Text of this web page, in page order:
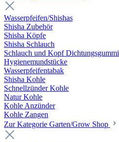
Wasserpfeifen/Shishas
Shisha Zubehör
Shisha Köpfe
Shisha Schlauch
Schlauch und Kopf Dichtungsgummi
Hygienemundstücke
Wasserpfeifentabak
Shisha Kohle
Schnellzünder Kohle
Natur Kohle
Kohle Anzünder
Kohle Zangen
Zur Kategorie Garten/Grow Shop